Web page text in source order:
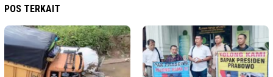
POS TERKAIT